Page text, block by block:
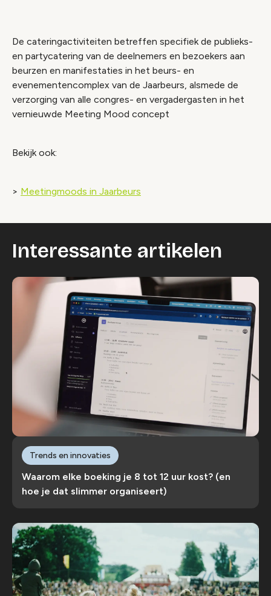
De cateringactiviteiten betreffen specifiek de publieks-
en partycatering van de deelnemers en bezoekers aan
beurzen en manifestaties in het beurs- en
evenementencomplex van de Jaarbeurs, alsmede de
verzorging van alle congres- en vergadergasten in het
vernieuwde Meeting Mood concept
Bekijk ook:
> Meetingmoods in Jaarbeurs
Interessante artikelen
Waarom elke boeking je 8 tot 12 uur kost? (en
hoe je dat slimmer organiseert)
Trends en innovaties